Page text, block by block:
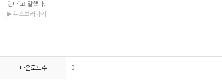
린다”고 말했다.
▶ 뉴스보러가기
다운로드수 0